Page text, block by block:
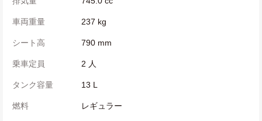
車両重量 237 kg
シート高 790 mm
乗車定員 2 人
タンク容量 13 L
燃料 レギュラー